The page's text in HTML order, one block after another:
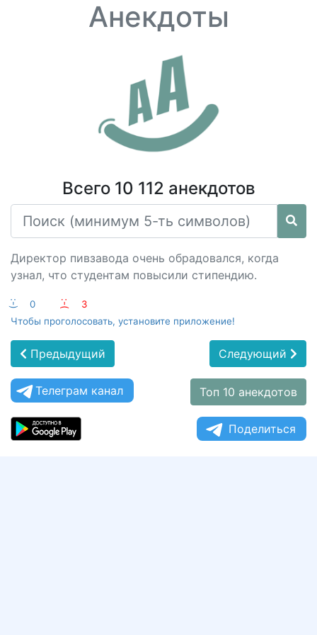
Анекдоты
Всего 10 112 анекдотов
Директор пивзавода очень обрадовался, когда
узнал, что студентам повысили стипендию.
:-) 0 :-(
3
Чтобы проголосовать, установите приложение!
Предыдущий Следующий
Телеграм канал Топ 10 анекдотов
Поделиться